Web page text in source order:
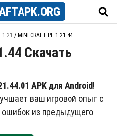
APK.ORG
1.21 / MINECRAFT PE 1.21.44
Скачать
APK для Android!
ваш игровой опыт с
из предыдущего